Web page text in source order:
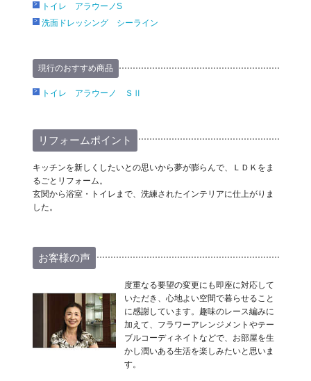
トイレ アラウーノS
洗面ドレッシング シーライン
現行のおすすめ商品
トイレ アラウーノ ＳⅡ
リフォームポイント
キッチンを新しくしたいとの思いから夢が膨らんで、ＬＤＫをま
るごとリフォーム。
玄関から浴室・トイレまで、洗練されたインテリアに仕上がりま
した。
お客様の声
度重なる要望の変更にも即座に対応して
いただき、心地よい空間で暮らせること
に感謝しています。趣味のレース編みに
加えて、フラワーアレンジメントやテー
ブルコーディネイトなどで、お部屋を生
かし潤いある生活を楽しみたいと思いま
す。